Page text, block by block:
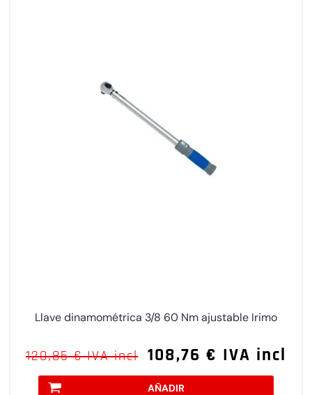
Llave dinamométrica 3/8 60 Nm ajustable Irimo
120,85 € IVA incl 108,76 € IVA incl
AÑADIR